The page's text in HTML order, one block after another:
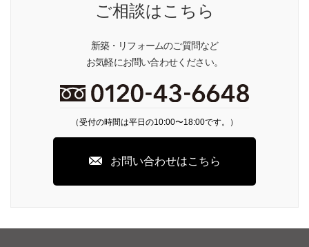
ご相談はこちら
新築・リフォームのご質問など
お気軽にお問い合わせください。
（受付の時間は平日の10:00〜18:00です。）
お問い合わせはこちら